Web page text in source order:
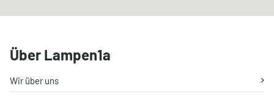
Über Lampen1a
Wir über uns